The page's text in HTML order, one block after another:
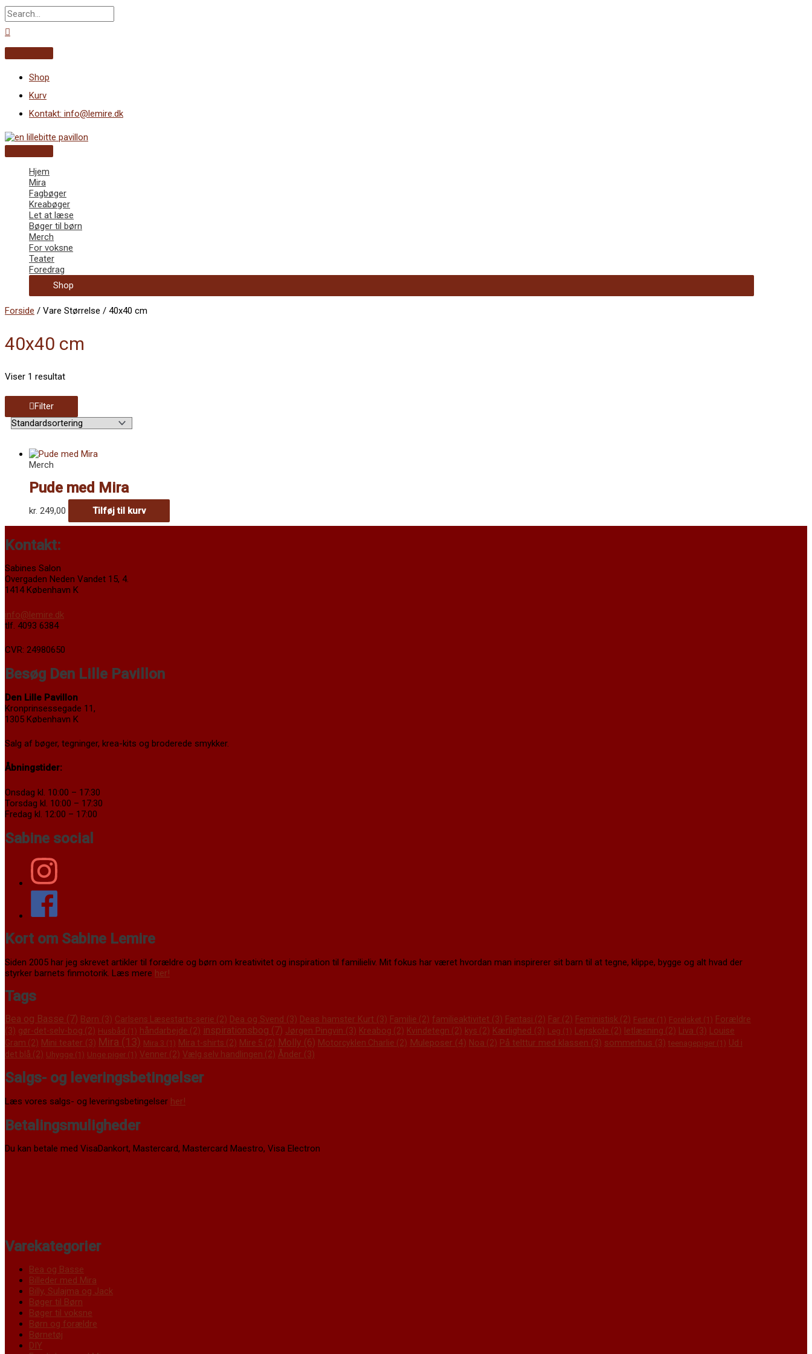
Gå
til
indholdet
Søg
efter:
Overheader
Shop
Kurv
Kontakt: info@lemire.dk
Hovedmenu
Hjem
Mira
Fagbøger
Kreabøger
Let at læse
Bøger til børn
Merch
For voksne
Teater
Foredrag
Shop
Forside / Vare Størrelse / 40x40 cm
40x40 cm
Viser 1 resultat
Filter
Merch
Pude med Mira
kr. 249,00 Tilføj til kurv
Kontakt:
Sabines Salon
Overgaden Neden Vandet 15, 4.
1414 København K
info@lemire.dk
tlf. 4093 6384
CVR: 24980650
Besøg Den Lille Pavillon
Den Lille Pavillon
Kronprinsessegade 11,
1305 København K
Salg af bøger, tegninger, krea-kits og broderede smykker.
Åbningstider:
Onsdag kl. 10:00 – 17:30
Torsdag kl. 10:00 – 17:30
Fredag kl. 12:00 – 17:00
Sabine social
Kort om Sabine Lemire
Siden 2005 har jeg skrevet artikler til forældre og børn om kreativitet og inspiration til familieliv. Mit fokus har været hvordan man inspirerer sit barn til at tegne, klippe, bygge og alt hvad der
styrker barnets finmotorik. Læs mere her!
Tags
Bea og Basse (7) Børn (3) Carlsens Læsestarts-serie (2) Dea og Svend (3) Deas hamster Kurt (3) Familie (2) familieaktivitet (3) Fantasi (2) Far (2) Feministisk (2) Fester (1) Forelsket (1) Forældre
(3) gør-det-selv-bog (2) Husbåd (1) håndarbejde (2) inspirationsbog (7) Jørgen Pingvin (3) Kreabog (2) Kvindetegn (2) kys (2) Kærlighed (3) Leg (1) Lejrskole (2) letlæsning (2) Liva (3)
Louise
Gram (2) Mini teater (3) Mira (13) Mira 3 (1) Mira t-shirts (2) Mire 5 (2) Molly (6) Motorcyklen Charlie (2) Muleposer (4) Noa (2) På telttur med klassen (3) sommerhus (3) teenagepiger (1) Ud i
det blå (2) Uhygge (1) Unge piger (1) Venner (2) Vælg selv handlingen (2) Ånder (3)
Salgs- og leveringsbetingelser
Læs vores salgs- og leveringsbetingelser her!
Betalingsmuligheder
Du kan betale med VisaDankort, Mastercard, Mastercard Maestro, Visa Electron
Varekategorier
Bea og Basse
Billeder med Mira
Billy, Sulajma og Jack
Bøger til Børn
Bøger til voksne
Børn og forældre
Børnetøj
DIY